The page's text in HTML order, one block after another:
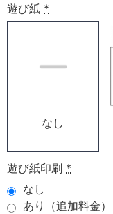
遊び紙 *
なし
遊び紙印刷 *
なし
あり（追加料金）